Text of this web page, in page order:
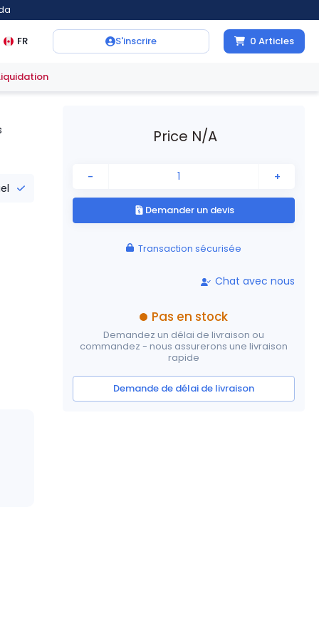
FR S'inscrire 0 Articles
Price N/A
- +
Demander un devis
Transaction sécurisée
Chat avec nous
Pas en stock
Demandez un délai de livraison ou
commandez - nous assurerons une livraison
rapide
Demande de délai de livraison